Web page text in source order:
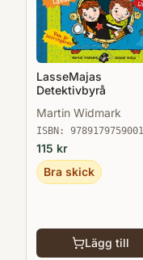
LasseMajas
Detektivbyrå
Martin Widmark
ISBN: 9789179759001
115 kr
Bra skick
Lägg till